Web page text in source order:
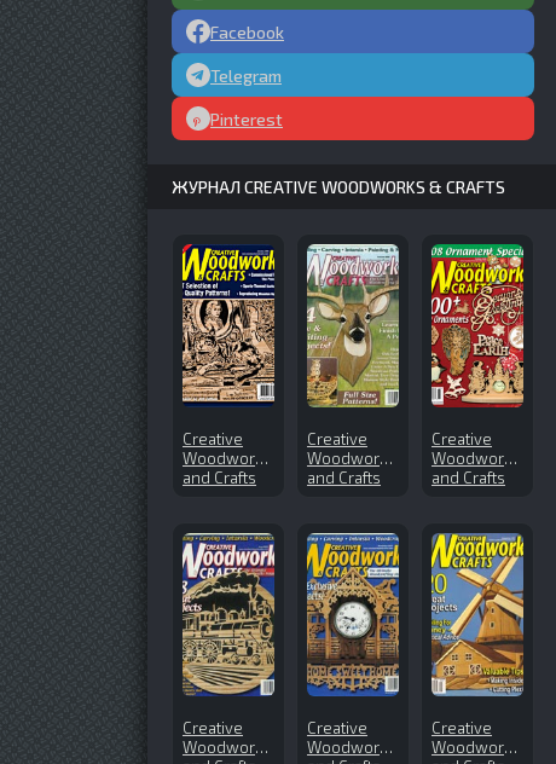
Facebook
Telegram
Pinterest
ЖУРНАЛ CREATIVE WOODWORKS & CRAFTS
Creative
Woodworks
and Crafts
Creative
Woodworks
and Crafts
Creative
Woodworks
and Crafts
Creative
Woodworks
Creative
Woodworks
Creative
Woodworks